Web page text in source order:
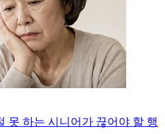
못 하는 시니어가 끊어야 할 행